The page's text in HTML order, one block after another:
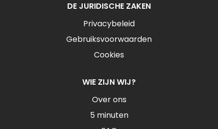
DE JURIDISCHE ZAKEN
Privacybeleid
Gebruiksvoorwaarden
Cookies
WIE ZIJN WIJ?
Over ons
5 minuten